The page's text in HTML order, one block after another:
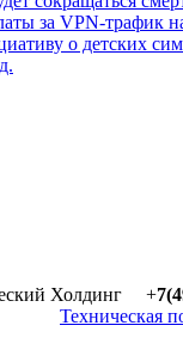
за VPN-трафик
о детских
Холдинг +
Техническая